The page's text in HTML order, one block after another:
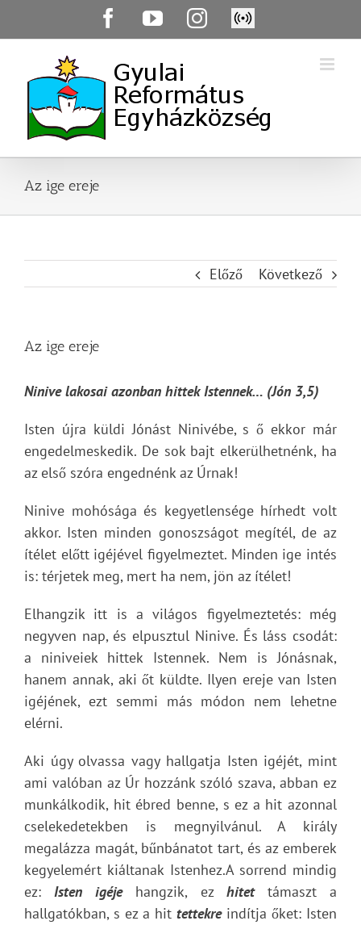
FacebookYouTubeInstagram
Élő
közvetítés
Az ige ereje
Előző Következő
Az ige ereje
Ninive lakosai azonban hittek Istennek… (Jón 3,5)
Isten újra küldi Jónást Ninivébe, s ő ekkor már
engedelmeskedik. De sok bajt elkerülhetnénk, ha
az első szóra engednénk az Úrnak!
Ninive mohósága és kegyetlensége hírhedt volt
akkor. Isten minden gonoszságot megítél, de az
ítélet előtt igéjével figyelmeztet. Minden ige intés
is: térjetek meg, mert ha nem, jön az ítélet!
Elhangzik itt is a világos figyelmeztetés: még
negyven nap, és elpusztul Ninive. És láss csodát:
a niniveiek hittek Istennek. Nem is Jónásnak,
hanem annak, aki őt küldte. Ilyen ereje van Isten
igéjének, ezt semmi más módon nem lehetne
elérni.
Aki úgy olvassa vagy hallgatja Isten igéjét, mint
ami valóban az Úr hozzánk szóló szava, abban ez
munkálkodik, hit ébred benne, s ez a hit azonnal
cselekedetekben is megnyilvánul. A király
megalázza magát, bűnbánatot tart, és az emberek
kegyelemért kiáltanak Istenhez.A sorrend mindig
ez:Isten igéje hangzik, ez hitet támaszt a
hallgatókban, s ez a hit tettekreindítja őket: Isten